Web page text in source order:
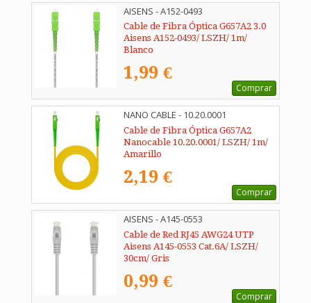
AISENS - A152-0493
Cable de Fibra Óptica G657A2 3.0
Aisens A152-0493/ LSZH/ 1m/
Blanco
1,99 €
Comprar
NANO CABLE - 10.20.0001
Cable de Fibra Óptica G657A2
Nanocable 10.20.0001/ LSZH/ 1m/
Amarillo
2,19 €
Comprar
AISENS - A145-0553
Cable de Red RJ45 AWG24 UTP
Aisens A145-0553 Cat.6A/ LSZH/
30cm/ Gris
0,99 €
Comprar